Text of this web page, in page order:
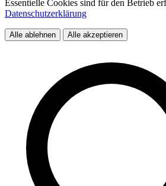
Essentielle Cookies sind für den Betrieb
Datenschutzerklärung
Alle ablehnen Alle akzeptieren